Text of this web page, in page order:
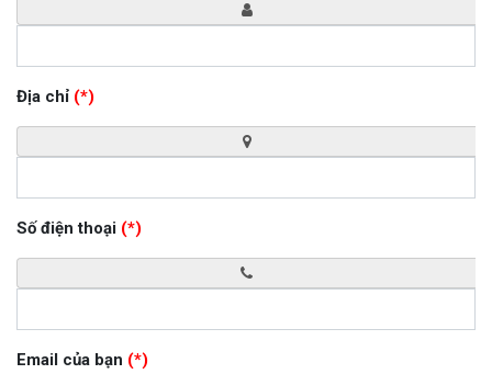
Địa chỉ (*)
Số điện thoại (*)
Email của bạn (*)